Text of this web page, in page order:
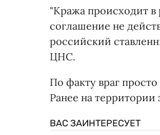
"Кража происходит в
соглашение не
российский
ЦНС.
По факту враг
Ранее на
ВАС ЗАИНТЕРЕСУЕТ